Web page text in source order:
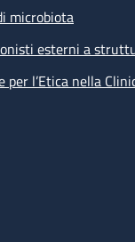
microbiota
esterni a
l’Etica nella